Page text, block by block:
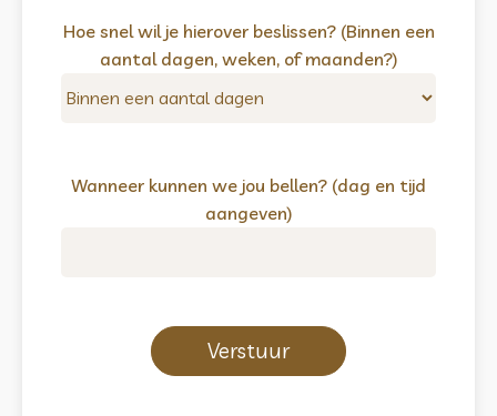
Hoe snel wil je hierover beslissen? (Binnen een
aantal dagen, weken, of maanden?)
Wanneer kunnen we jou bellen? (dag en tijd
aangeven)